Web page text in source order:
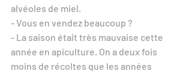
alvéoles de miel.
- Vous en vendez beaucoup ?
- La saison était très mauvaise cette
année en apiculture. On a deux fois
moins de récoltes que les années